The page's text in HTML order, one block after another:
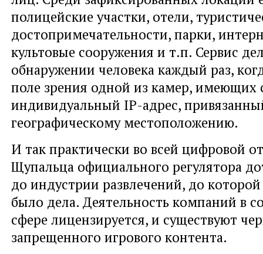
полицейские участки, отели,
достопримечательности, парки,
культовые сооружения и т.п. Сервис
обнаружении человека каждый раз,
поле зрения одной из камер, имеющих
индивидуальный IP-адрес,
географическому местоположению.
И так практически во всей цифровой
Щупальца официального регулятора
до индустрии развлечений, до которой
было дела. Деятельность компаний в
сфере лицензируется, и существуют
запрещенного игрового контента.